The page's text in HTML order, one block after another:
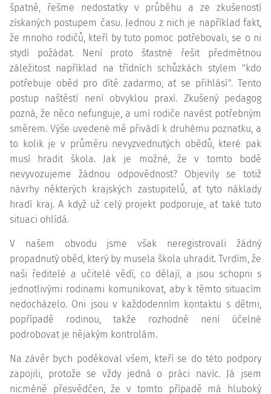
špatně, řešme nedostatky v průběhu a ze zkušeností
získaných postupem času. Jednou z nich je například fakt,
že mnoho rodičů, kteří by tuto pomoc potřebovali, se o ni
stydí požádat. Není proto šťastné řešit předmětnou
záležitost například na třídních schůzkách stylem "kdo
potřebuje oběd pro dítě zadarmo, ať se přihlásí". Tento
postup naštěstí není obvyklou praxí. Zkušený pedagog
pozná, že něco nefunguje, a umí rodiče navést potřebným
směrem. Výše uvedené mě přivádí k druhému poznatku, a
to kolik je v průměru nevyzvednutých obědů, které pak
musí hradit škola. Jak je možné, že v tomto bodě
nevyvozujeme žádnou odpovědnost? Objevily se totiž
návrhy některých krajských zastupitelů, ať tyto náklady
hradí kraj. A když už celý projekt podporuje, ať také tuto
situaci ohlídá.
V našem obvodu jsme však neregistrovali žádný
propadnutý oběd, který by musela škola uhradit. Tvrdím, že
naši ředitelé a učitelé vědí, co dělají, a jsou schopni s
jednotlivými rodinami komunikovat, aby k těmto situacím
nedocházelo. Oni jsou v každodenním kontaktu s dětmi,
popřípadě rodinou, takže rozhodně není účelné
podrobovat je nějakým kontrolám.
Na závěr bych poděkoval všem, kteří se do této podpory
zapojili, protože se vždy jedná o práci navíc. Já jsem
nicméně přesvědčen, že v tomto případě má hluboký